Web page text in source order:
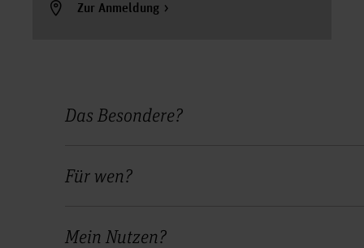
Zur Anmeldung
Das Besondere?
Für wen?
Mein Nutzen?